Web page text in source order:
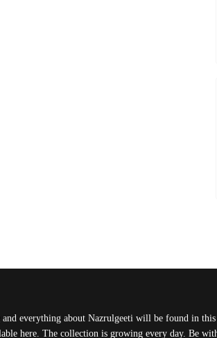
everything about Nazrulgeeti will be found in
here. The collection is growing every day. Be